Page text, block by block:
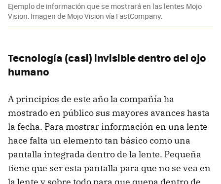
Ejemplo de información que se mostrará en las lentes Mojo
Vision. Imagen de Mojo Vision vía FastCompany.
Tecnología (casi) invisible dentro del ojo
humano
A principios de este año la compañía ha
mostrado en público sus mayores avances hasta
la fecha. Para mostrar información en una lente
hace falta un elemento tan básico como una
pantalla integrada dentro de la lente. Pequeña
tiene que ser esta pantalla para que no se vea en